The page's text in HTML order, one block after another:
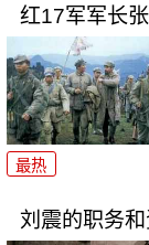
红17军军长
最热
刘震的职务